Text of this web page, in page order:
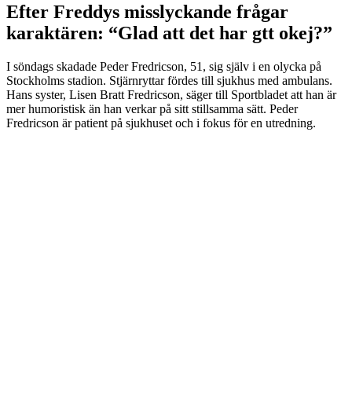
Efter Freddys misslyckande frågar
karaktären: “Glad att det har gtt okej?”
I söndags skadade Peder Fredricson, 51, sig själv i en olycka på
Stockholms stadion. Stjärnryttar fördes till sjukhus med ambulans.
Hans syster, Lisen Bratt Fredricson, säger till Sportbladet att han är
mer humoristisk än han verkar på sitt stillsamma sätt. Peder
Fredricson är patient på sjukhuset och i fokus för en utredning.